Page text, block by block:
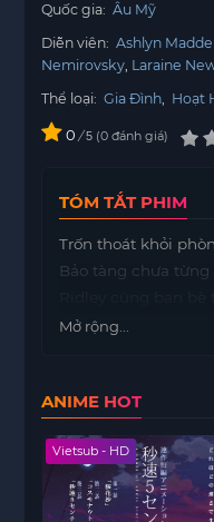
Quốc gia: Âu Mỹ
Diễn viên: Ashlyn
Nemirovsky Laraine
Thể loại: Gia Đình, Hoạt
0 / 5 0 đánh giá
TÓM TẮT PHIM
Trốn thoát khỏi
Bảo tàng chưa
Mở rộng...
ANIME HOT
Vietsub - HD